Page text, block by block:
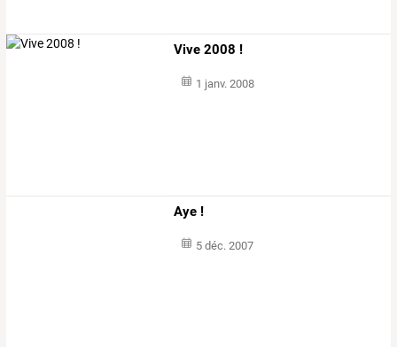
Vive 2008 !
1 janv. 2008
Aye !
5 déc. 2007